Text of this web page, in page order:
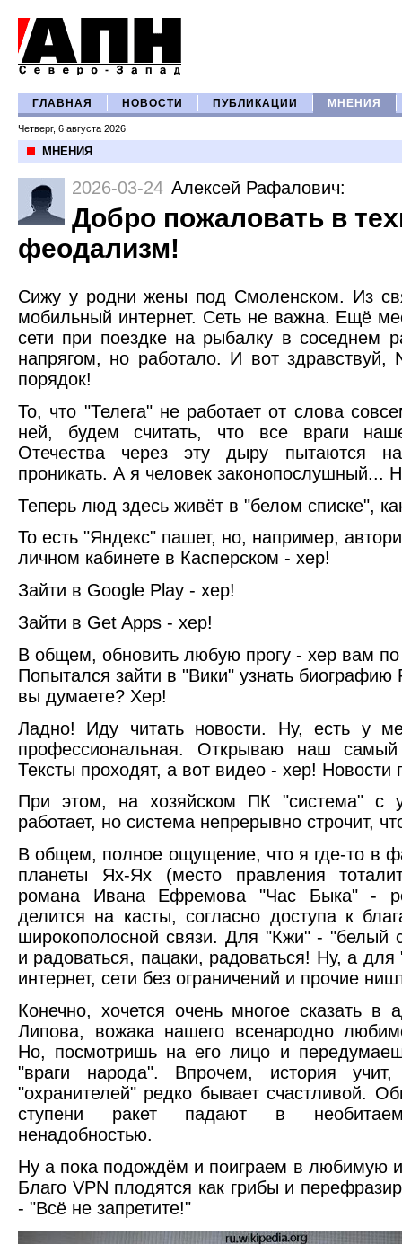
ГЛАВНАЯ НОВОСТИ ПУБЛИКАЦИИ МНЕНИЯ
Четверг, 6 августа 2026
МНЕНИЯ
2026-03-24 Алексей Рафалович:
Добро пожаловать в
феодализм!
Сижу у родни жены под Смоленском. Из
мобильный интернет. Сеть не важна. Ещё
сети при поездке на рыбалку в соседнем
напрягом, но работало. И вот здравствуй,
порядок!
То, что "Телега" не работает от слова
ней, будем считать, что все враги
Отечества через эту дыру пытаются
проникать. А я человек законопослушный...
Теперь люд здесь живёт в "белом списке",
То есть "Яндекс" пашет, но, например,
личном кабинете в Касперском - хер!
Зайти в Google Play - хер!
Зайти в Get Apps - хер!
В общем, обновить любую прогу - хер вам
Попытался зайти в "Вики" узнать биографию
вы думаете? Хер!
Ладно! Иду читать новости. Ну, есть у
профессиональная. Открываю наш
Тексты проходят, а вот видео - хер! Новости
При этом, на хозяйском ПК "система" с
работает, но система непрерывно строчит,
В общем, полное ощущение, что я где-то в
планеты Ях-Ях (место правления
романа Ивана Ефремова "Час Быка" -
делится на касты, согласно доступа к
широкополосной связи. Для "Кжи" - "белый
и радоваться, пацаки, радоваться! Ну, а
интернет, сети без ограничений и прочие
Конечно, хочется очень многое сказать в
Липова, вожака нашего всенародно
Но, посмотришь на его лицо и
"враги народа". Впрочем, история
"охранителей" редко бывает счастливой.
ступени ракет падают в
ненадобностью.
Ну а пока подождём и поиграем в любимую
Благо VPN плодятся как грибы и
- "Всё не запретите!"